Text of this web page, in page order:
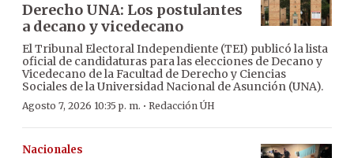
Derecho UNA: Los postulantes
a decano y vicedecano
El Tribunal Electoral Independiente (TEI) publicó la lista
oficial de candidaturas para las elecciones de Decano y
Vicedecano de la Facultad de Derecho y Ciencias
Sociales de la Universidad Nacional de Asunción (UNA).
Agosto 7, 2026 10:35 p. m. · Redacción ÚH
Nacionales